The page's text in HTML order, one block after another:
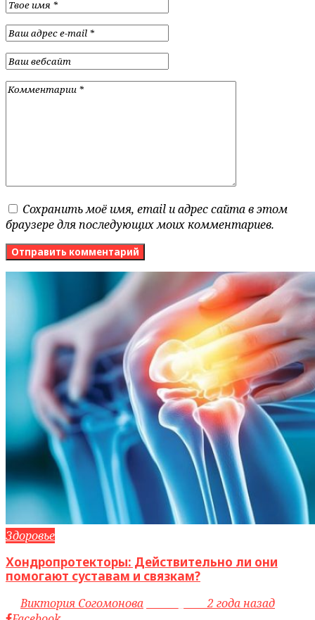
Сохранить моё имя, email и адрес сайта в этом
браузере для последующих моих комментариев.
Здоровье
Хондропротекторы: Действительно ли они
помогают суставам и связкам?
byВиктория Согомонова access_time2 года назад